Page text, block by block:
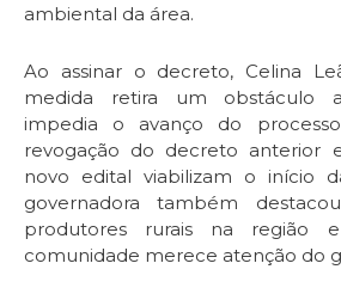
ambiental da área.
Ao assinar o decreto, Celina
medida retira um obstáculo
impedia o avanço do
revogação do decreto anterior
novo edital viabilizam o início
governadora também
produtores rurais na região
comunidade merece atenção do